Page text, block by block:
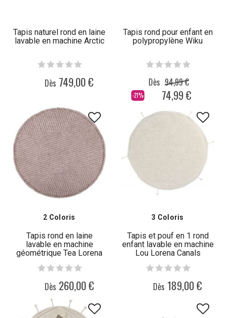
Tapis naturel rond en laine
lavable en machine Arctic
Dès 749,00 €
Tapis rond pour enfant en
polypropylène Wiku
-21%
Dès 94,99 €
74,99 €
2 Coloris
Tapis rond en laine
lavable en machine
géométrique Tea Lorena
Dès 260,00 €
3 Coloris
Tapis et pouf en 1 rond
enfant lavable en machine
Lou Lorena Canals
Dès 189,00 €